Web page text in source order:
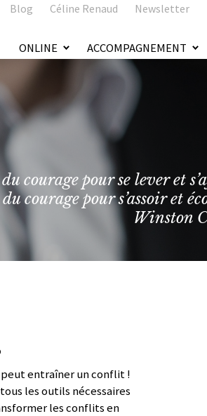
ONLINE ACCOMPAGNEMENT
Blog Céline Renaud Newsletter
courage pour se lever et
courage pour s’assoir et
Winston
peut entraîner un conflit !
les outils nécessaires
les conflits en